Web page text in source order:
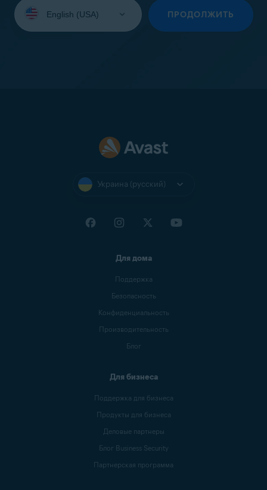
язык:
ПРОДОЛЖИТЬ
Украина (русский)
Для дома
Поддержка
Безопасность
Конфиденциальность
Производительность
Блог
Для бизнеса
Поддержка для бизнеса
Продукты для бизнеса
Деловые партнеры
Блог Business Security
Партнерская программа